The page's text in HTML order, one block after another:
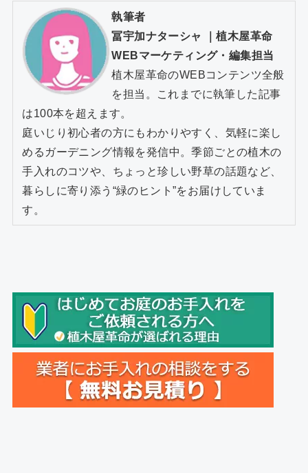
執筆者
冨宇加ナターシャ
｜植木屋革命
WEBマーケティング・編集担当
植木屋革命のWEBコンテンツ全般
を担当。これまでに執筆した記事
は100本を超えます。
庭いじり初心者の方にもわかりやすく、気軽に楽し
めるガーデニング情報を発信中。季節ごとの植木の
手入れのコツや、ちょっと珍しい野草の話題など、
暮らしに寄り添う“緑のヒント”をお届けしていま
す。